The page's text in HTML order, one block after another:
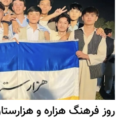
روز فرهنگ هزاره و